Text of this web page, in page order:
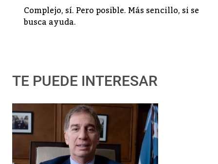
Complejo, sí. Pero posible. Más sencillo, si se
busca ayuda.
TE PUEDE INTERESAR